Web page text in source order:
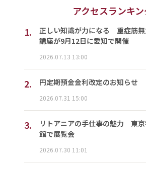
アクセスランキ
1.
正しい知識が力になる 重症筋
講座が9月12日に愛知で開催
2026.07.13 13:00
2. 円定期預金金利改定のお知らせ
2026.07.31 15:00
3.
リトアニアの手仕事の魅力 東
館で展覧会
2026.07.30 11:01